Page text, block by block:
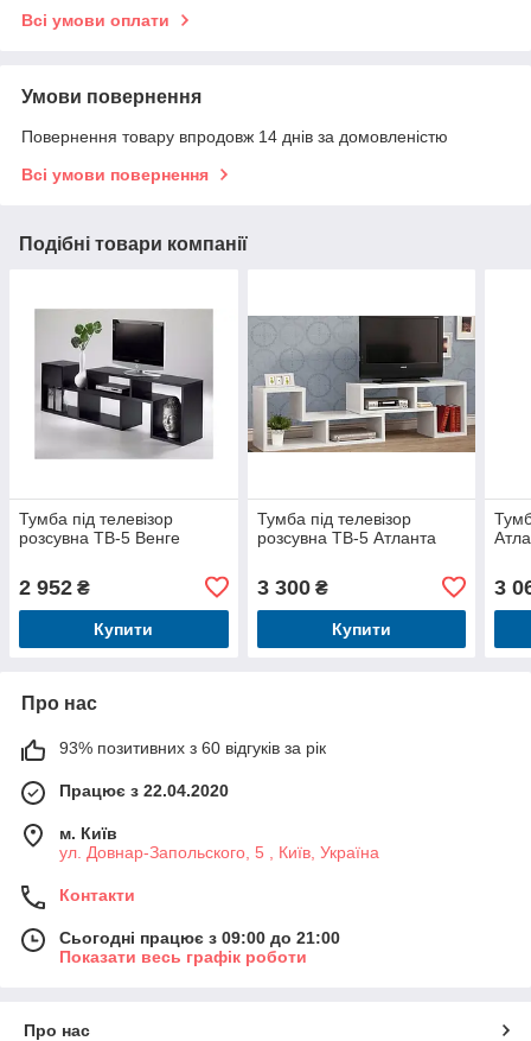
Всі умови оплати
Умови повернення
Повернення товару впродовж 14 днів за домовленістю
Всі умови повернення
Подібні товари компанії
Тумба під телевізор
розсувна ТВ-5 Венге
2 952 ₴
Купити
Тумба під телевізор
розсувна ТВ-5 Атланта
3 300₴
Купити
3
Про нас
93% позитивних з 60 відгуків за рік
Працює з 22.04.2020
м. Київ
ул. Довнар-Запольского, 5 , Київ, Україна
Контакти
Сьогодні працює з 09:00 до 21:00
Показати весь графік роботи
Про нас